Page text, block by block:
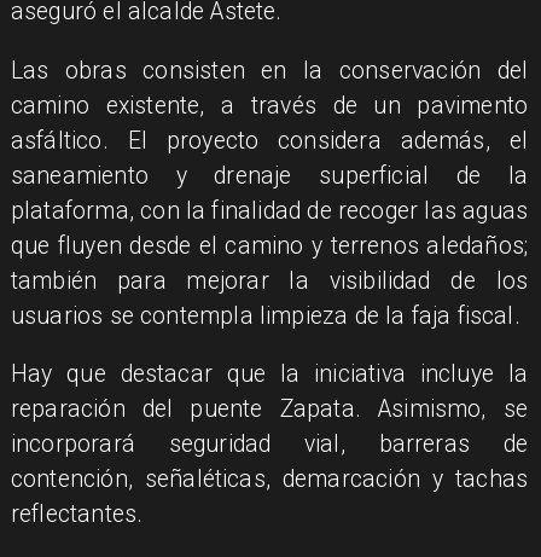
aseguró el alcalde Astete.
Las obras consisten en la conservación del
camino existente, a través de un pavimento
asfáltico. El proyecto considera además, el
saneamiento y drenaje superficial de la
plataforma, con la finalidad de recoger las aguas
que fluyen desde el camino y terrenos aledaños;
también para mejorar la visibilidad de los
usuarios se contempla limpieza de la faja fiscal.
Hay que destacar que la iniciativa incluye la
reparación del puente Zapata. Asimismo, se
incorporará seguridad vial, barreras de
contención, señaléticas, demarcación y tachas
reflectantes.